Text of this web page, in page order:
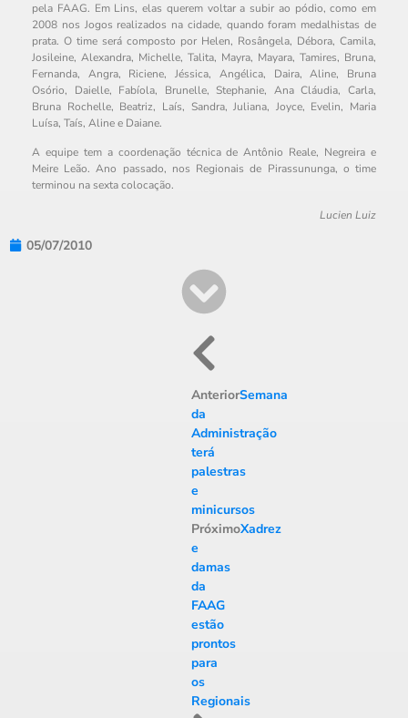
pela FAAG. Em Lins, elas querem voltar a subir ao pódio, como em
2008 nos Jogos realizados na cidade, quando foram medalhistas de
prata. O time será composto por Helen, Rosângela, Débora, Camila,
Josileine, Alexandra, Michelle, Talita, Mayra, Mayara, Tamires, Bruna,
Fernanda, Angra, Riciene, Jéssica, Angélica, Daira, Aline, Bruna
Osório, Daielle, Fabíola, Brunelle, Stephanie, Ana Cláudia, Carla,
Bruna Rochelle, Beatriz, Laís, Sandra, Juliana, Joyce, Evelin, Maria
Luísa, Taís, Aline e Daiane.
A equipe tem a coordenação técnica de Antônio Reale, Negreira e
Meire Leão. Ano passado, nos Regionais de Pirassununga, o time
terminou na sexta colocação.
Lucien Luiz
05/07/2010
AnteriorSemana
da
Administração
terá
palestras
e
minicursos
PróximoXadrez
e
damas
da
FAAG
estão
prontos
para
os
Regionais